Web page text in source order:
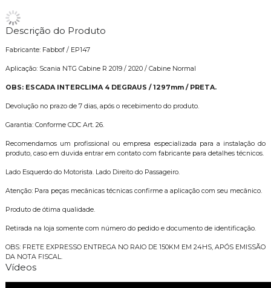
Descrição do Produto
Fabricante: Fabbof / EP147
Aplicação: Scania NTG Cabine R 2019 / 2020 / Cabine Normal
OBS: ESCADA INTERCLIMA 4 DEGRAUS / 1297mm / PRETA.
Devolução no prazo de 7 dias, após o recebimento do produto.
Garantia: Conforme CDC Art. 26.
Recomendamos um profissional ou empresa especializada para a instalação do
produto, caso em duvida entrar em contato com fabricante para detalhes técnicos.
Lado Esquerdo do Motorista. Lado Direito do Passageiro.
Atenção: Para peças mecânicas técnicas confirme a aplicação com seu mecânico.
Produto de ótima qualidade.
Retirada na loja somente com número do pedido e documento de identificação.
OBS: FRETE EXPRESSO ENTREGA NO RAIO DE 150KM EM 24HS, APÓS EMISSÃO
DA NOTA FISCAL.
Vídeos